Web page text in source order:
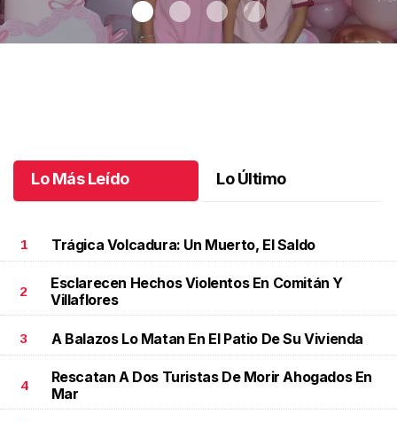
Lo Más Leído Lo Último
1 Trágica Volcadura: Un Muerto, El Saldo
2
Esclarecen Hechos Violentos En Comitán Y
Villaflores
3 A Balazos Lo Matan En El Patio De Su Vivienda
4
Rescatan A Dos Turistas De Morir Ahogados En
Mar